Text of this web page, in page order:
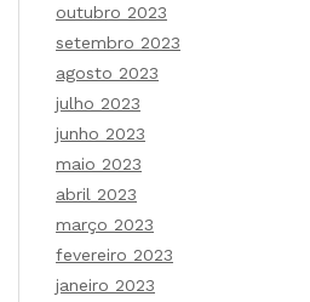
outubro 2023
setembro 2023
agosto 2023
julho 2023
junho 2023
maio 2023
abril 2023
março 2023
fevereiro 2023
janeiro 2023